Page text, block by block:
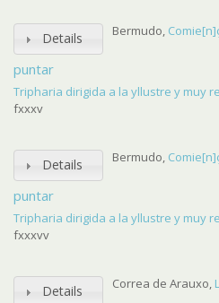
Details
puntar
Bermudo,
Tripharia dirigida a la yllustre y muy re
fxxxv
Details
puntar
Bermudo,
Tripharia dirigida a la yllustre y muy re
fxxxvv
Details Correa de Arauxo,